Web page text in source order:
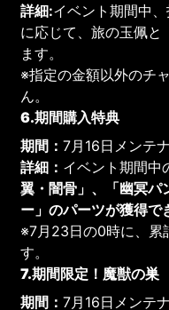
詳細:イベント期間中
に応じて、旅の玉佩と
ます。
※指定の金額以外のチ
ん。
6.期間購入特典
期間：7月16日メンテ
詳細： イベント期間中
翼・闇骨」、「幽冥パ
ー」のパーツが獲得で
※7月23日の0時に、累
す。
7.期間限定！魔獣の巣
期間：7月16日メンテ